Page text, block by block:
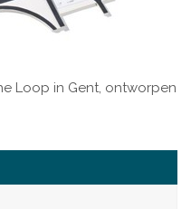
Loop in Gent, ontworpen